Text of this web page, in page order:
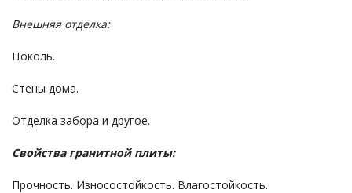
Внешняя отделка:
Цоколь.
Стены дома.
Отделка забора и другое.
Свойства гранитной плиты:
Прочность. Износостойкость. Влагостойкость.